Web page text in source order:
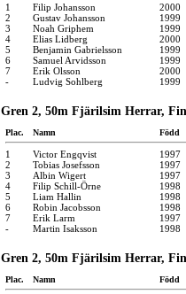
1 Filip Johansson
2000
2
Gustav Johansson
1999
3
Noah Griphem
1999
4
Elias Lidberg
2000
5
Benjamin Gabrielsson
1999
6
Samuel Arvidsson
1999
7
Erik Olsson
2000
-
Ludvig Sohlberg 1999
Gren 2, 50m Fjärilsim Herrar,
Plac. Namn Född
1 Victor Engqvist
1997
2
Tobias Josefsson
1997
3
Albin Wigert
1997
4
Filip Schill-Örne
1998
5
Liam Hallin
1998
6
Robin Jacobsson
1998
7
Erik Larm
1997
-
Martin Isaksson 1998
Gren 2, 50m Fjärilsim Herrar,
Plac. Namn Född